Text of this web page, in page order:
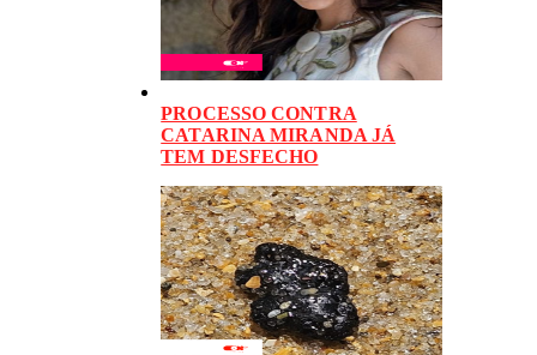
PROCESSO CONTRA
CATARINA MIRANDA JÁ
TEM DESFECHO